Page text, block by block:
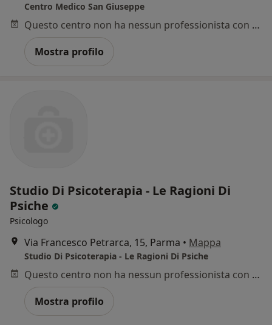
Centro Medico San Giuseppe
Questo centro non ha nessun professionista con date disponibili
Mostra profilo
Studio Di Psicoterapia - Le Ragioni Di
Psiche
Psicologo
Via Francesco Petrarca, 15, Parma • Mappa
Studio Di Psicoterapia - Le Ragioni Di Psiche
Questo centro non ha nessun professionista con date disponibili
Mostra profilo